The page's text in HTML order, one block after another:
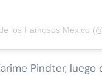
los Famosos México
Pindter,